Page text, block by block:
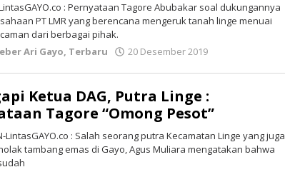
: Pernyataan Tagore Abubakar soal dukungannya
PT LMR yang berencana mengeruk tanah linge menuai
dari berbagai pihak.
Ari Gayo, Terbaru 20 Desember 2019
Ketua DAG, Putra Linge :
Tagore “Omong Pesot”
LintasGAYO.co : Salah seorang putra Kecamatan Linge yang juga
tambang emas di Gayo, Agus Muliara mengatakan bahwa